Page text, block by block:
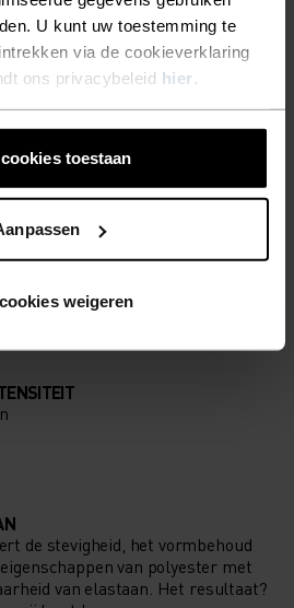
U kunt uw toestemming te
via de cookieverklaring
ons privacybeleid hier .
toestaan
weigeren
de stevigheid, het vormbehoud
van polyester met
van elastaan. Het resultaat?